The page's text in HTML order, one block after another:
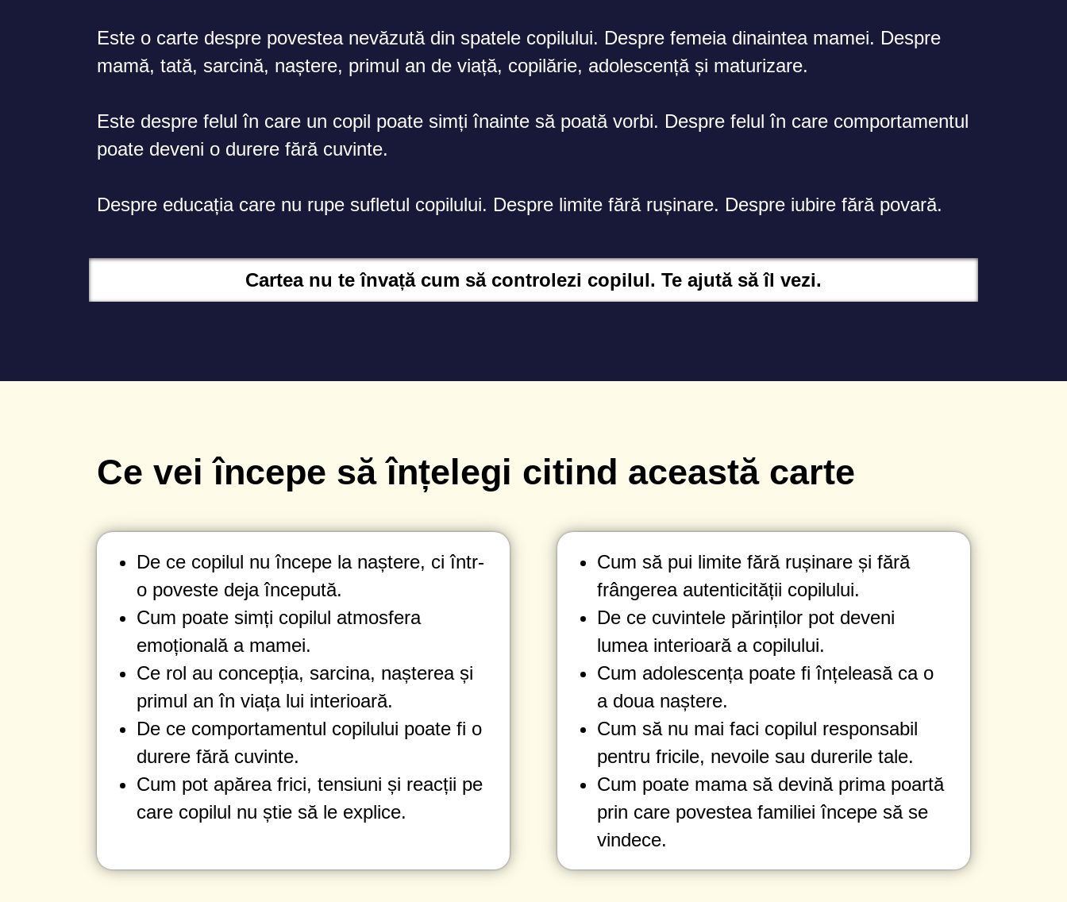
Este o carte despre povestea nevăzută din spatele copilului. Despre femeia dinaintea mamei. Despre
mamă, tată, sarcină, naștere, primul an de viață, copilărie, adolescență și maturizare.
Este despre felul în care un copil poate simți înainte să poată vorbi. Despre felul în care comportamentul
poate deveni o durere fără cuvinte.
Despre educația care nu rupe sufletul copilului. Despre limite fără rușinare. Despre iubire fără povară.
Cartea nu te învață cum să controlezi copilul. Te ajută să îl vezi.
Ce vei începe să înțelegi citind această carte
De ce copilul nu începe la naștere, ci într-
o poveste deja începută.
Cum poate simți copilul atmosfera
emoțională a mamei.
Ce rol au concepția, sarcina, nașterea și
primul an în viața lui interioară.
De ce comportamentul copilului poate fi o
durere fără cuvinte.
Cum pot apărea frici, tensiuni și reacții pe
care copilul nu știe să le explice.
Cum să pui limite fără rușinare și fără
frângerea autenticității copilului.
De ce cuvintele părinților pot deveni
lumea interioară a copilului.
Cum adolescența poate fi înțeleasă ca o
a doua naștere.
Cum să nu mai faci copilul responsabil
pentru fricile, nevoile sau durerile tale.
Cum poate mama să devină prima poartă
prin care povestea familiei începe să se
vindece.